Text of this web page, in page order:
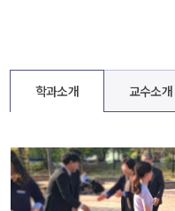
학과소개 교수소개